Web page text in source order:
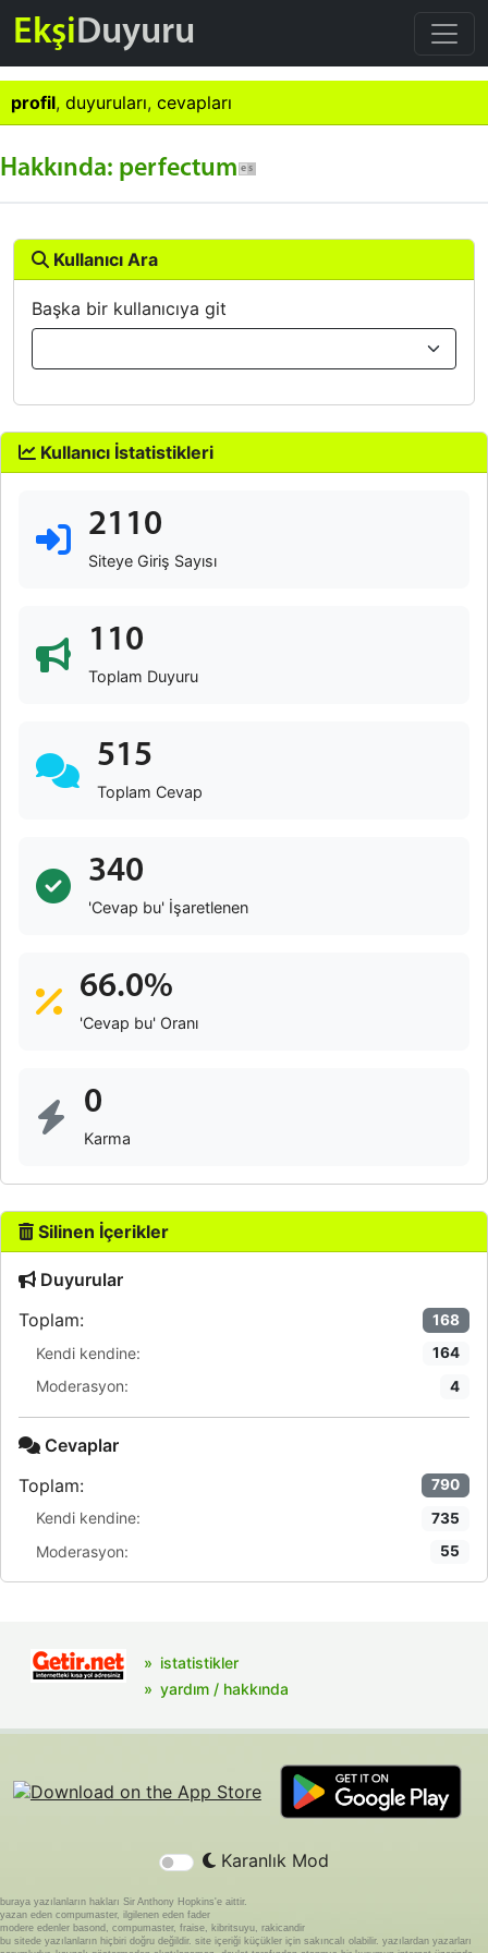
EkşiDuyuru
profil, duyuruları, cevapları
Hakkında: perfectum
Kullanıcı Ara
Başka bir kullanıcıya git
Kullanıcı İstatistikleri
2110
Siteye Giriş Sayısı
110
Toplam Duyuru
515
Toplam Cevap
340
'Cevap bu' İşaretlenen
66.0%
'Cevap bu' Oranı
0
Karma
Silinen İçerikler
Duyurular
Toplam:
168
Kendi kendine: 164
Moderasyon: 4
Cevaplar
Toplam:
790
Kendi kendine: 735
Moderasyon: 55
istatistikler
yardım / hakkında
Karanlık Mod
buraya yazılanların hakları Sir Anthony Hopkins'e aittir.
yazan eden compumaster, ilgilenen eden fader
modere edenler basond, compumaster, fraise, kibritsuyu, rakicandir
bu sitede yazılanların hiçbiri doğru değildir. site içeriği küçükler için sakıncalı olabilir. yazılardan yazarları